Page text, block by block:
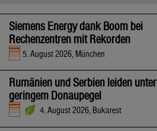
Siemens Energy dank Boom bei
Rechenzentren mit Rekorden
5. August 2026, München
Rumänien und Serbien leiden unter
geringem Donaupegel
4. August 2026, Bukarest